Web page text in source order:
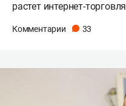
растет интернет-торговля
Комментарии 33